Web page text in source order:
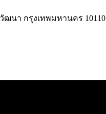
ฒนา กรุงเทพมหานคร 10110